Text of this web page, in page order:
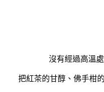
沒有經過高溫
把紅茶的甘醇、佛手柑